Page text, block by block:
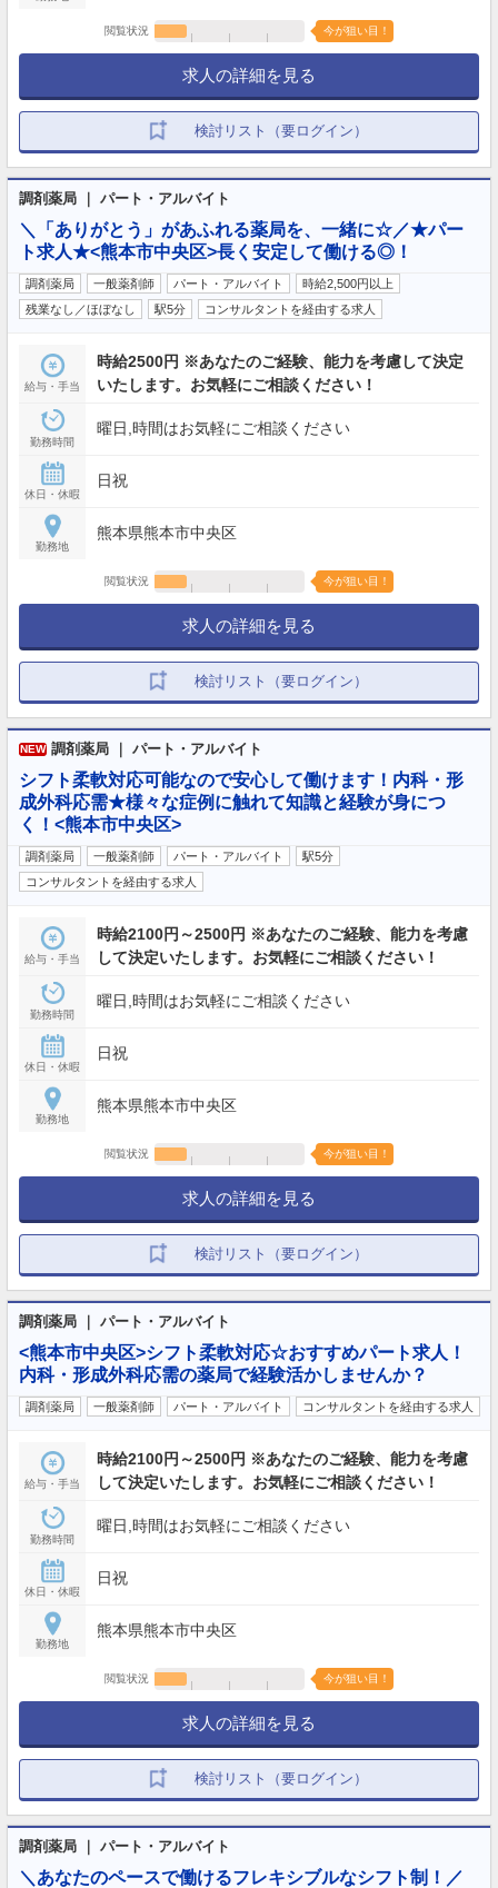
閲覧状況 今が狙い目！
求人の詳細を見る
検討リスト（要ログイン）
調剤薬局 ｜ パート・アルバイト
＼「ありがとう」があふれる薬局を、一緒に☆／★パー
ト求人★<熊本市中央区>長く安定して働ける◎！
調剤薬局 一般薬剤師 パート・アルバイト
時給2,500円以上
残業なし／ほぼなし
駅5分 コンサルタントを経由する求人
給与・手当
時給2500円 ※あなたのご経験、能力を考慮して決定
いたします。お気軽にご相談ください！
勤務時間
曜日,時間はお気軽にご相談ください
休日・休暇
日祝
勤務地
熊本県熊本市中央区
閲覧状況 今が狙い目！
求人の詳細を見る
検討リスト（要ログイン）
NEW 調剤薬局 ｜ パート・アルバイト
シフト柔軟対応可能なので安心して働けます！内科・形
成外科応需★様々な症例に触れて知識と経験が身につ
く！<熊本市中央区>
調剤薬局 一般薬剤師 パート・アルバイト
駅5分
コンサルタントを経由する求人
給与・手当
時給2100円～2500円 ※あなたのご経験、能力を考慮
して決定いたします。お気軽にご相談ください！
勤務時間
曜日,時間はお気軽にご相談ください
休日・休暇
日祝
勤務地
熊本県熊本市中央区
閲覧状況 今が狙い目！
求人の詳細を見る
検討リスト（要ログイン）
調剤薬局 ｜ パート・アルバイト
<熊本市中央区>シフト柔軟対応☆おすすめパート求人！
内科・形成外科応需の薬局で経験活かしませんか？
調剤薬局 一般薬剤師 パート・アルバイト コンサルタントを経由する求人
給与・手当
時給2100円～2500円 ※あなたのご経験、能力を考慮
して決定いたします。お気軽にご相談ください！
勤務時間
曜日,時間はお気軽にご相談ください
休日・休暇
日祝
勤務地
熊本県熊本市中央区
閲覧状況 今が狙い目！
求人の詳細を見る
検討リスト（要ログイン）
調剤薬局 ｜ パート・アルバイト
＼あなたのペースで働けるフレキシブルなシフト制！／